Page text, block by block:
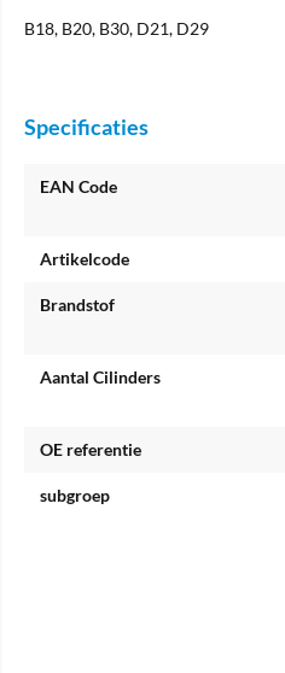
B18, B20, B30, D21, D29
Specificaties
EAN Code
Artikelcode
Brandstof
Aantal Cilinders
OE referentie
subgroep